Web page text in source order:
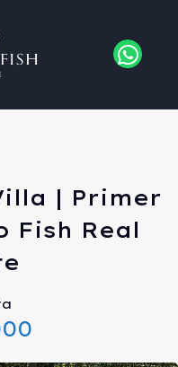
| Primer
Fish Real